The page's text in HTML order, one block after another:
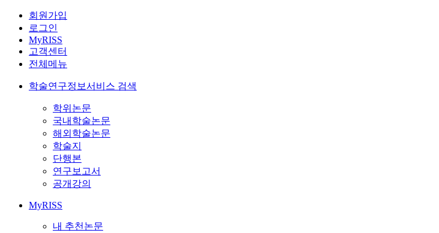
회원가입
로그인
MyRISS
고객센터
전체메뉴
학술연구정보서비스 검색
학위논문
국내학술논문
해외학술논문
학술지
단행본
연구보고서
공개강의
MyRISS
내 추천논문